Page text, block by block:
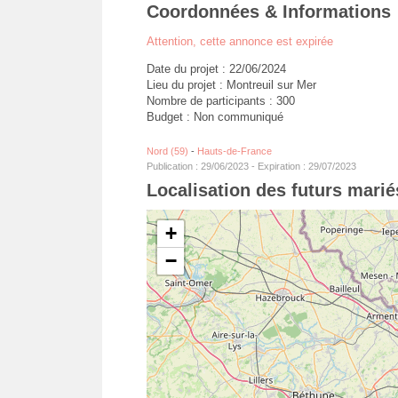
Coordonnées & Informations
Attention, cette annonce est expirée
Date du projet : 22/06/2024
Lieu du projet : Montreuil sur Mer
Nombre de participants : 300
Budget : Non communiqué
Nord (59) - Hauts-de-France
Publication : 29/06/2023 - Expiration : 29/07/2023
Localisation des futurs
+
−